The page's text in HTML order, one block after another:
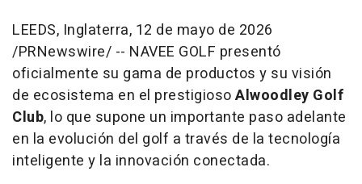
LEEDS, Inglaterra, 12 de mayo de 2026
/PRNewswire/ -- NAVEE GOLF presentó
oficialmente su gama de productos y su visión
de ecosistema en el prestigiosoAlwoodley Golf
Club, lo que supone un importante paso adelante
en la evolución del golf a través de la tecnología
inteligente y la innovación conectada.